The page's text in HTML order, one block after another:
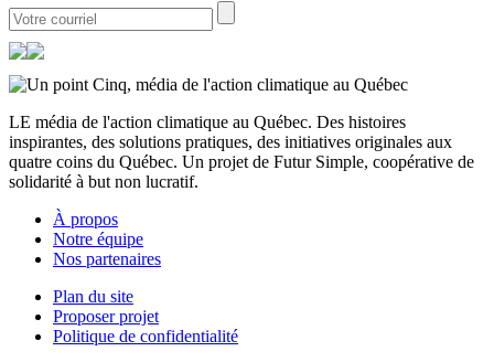
LE média de l'action climatique au Québec. Des histoires
inspirantes, des solutions pratiques, des initiatives originales aux
quatre coins du Québec. Un projet de Futur Simple, coopérative de
solidarité à but non lucratif.
À propos
Notre équipe
Nos partenaires
Plan du site
Proposer projet
Politique de confidentialité